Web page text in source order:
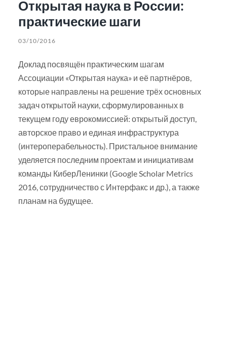
Открытая наука в России:
практические шаги
03/10/2016
Доклад посвящён практическим шагам
Ассоциации «Открытая наука» и её партнёров,
которые направлены на решение трёх основных
задач открытой науки, сформулированных в
текущем году еврокомиссией: открытый доступ,
авторское право и единая инфраструктура
(интероперабельность). Пристальное внимание
уделяется последним проектам и инициативам
команды КиберЛенинки (Google Scholar Metrics
2016, сотрудничество с Интерфакс и др.), а также
планам на будущее.